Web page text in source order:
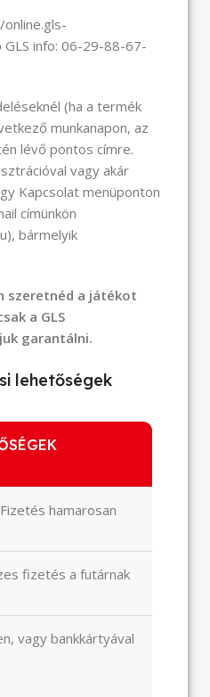
info: 06-29-88-67-
(ha a termék
munkanapon, az
lévő pontos címre.
vagy akár
Kapcsolat menüponton
címünkön
bármelyik
szeretnéd a játékot
a GLS
garantálni.
lehetőségek
hamarosan
fizetés a futárnak
vagy bankkártyával